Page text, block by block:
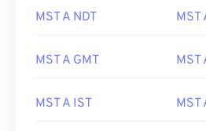
MST A NDT MST
MST A GMT MST
MST A IST MST